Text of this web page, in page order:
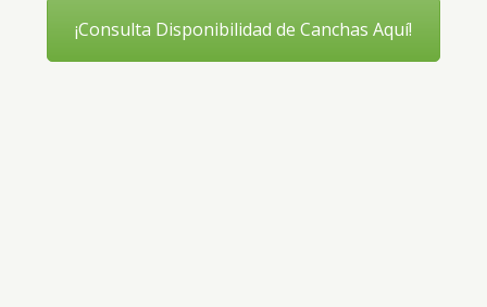
¡Consulta Disponibilidad de Canchas Aquí!